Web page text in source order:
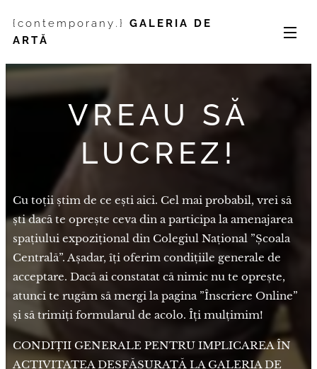
{contemporany.} GALERIA DE
ARTĂ
VREAU SĂ
LUCREZ!
Cu toții știm de ce ești aici. Cel mai probabil, vrei să
ști dacă te oprește ceva din a participa la amenajarea
spațiului expozițional din Colegiul Național ”Școala
Centrală”. Așadar, îți oferim condițiile generale de
acceptare. Dacă ai constatat că nimic nu te oprește,
atunci te rugăm să mergi la pagina ”Înscriere Online”
și să trimiți formularul de acolo. Îți mulțimim!
CONDIȚII GENERALE PENTRU IMPLICAREA ÎN
ACTIVITATEA DESFĂȘURATĂ LA GALERIA DE